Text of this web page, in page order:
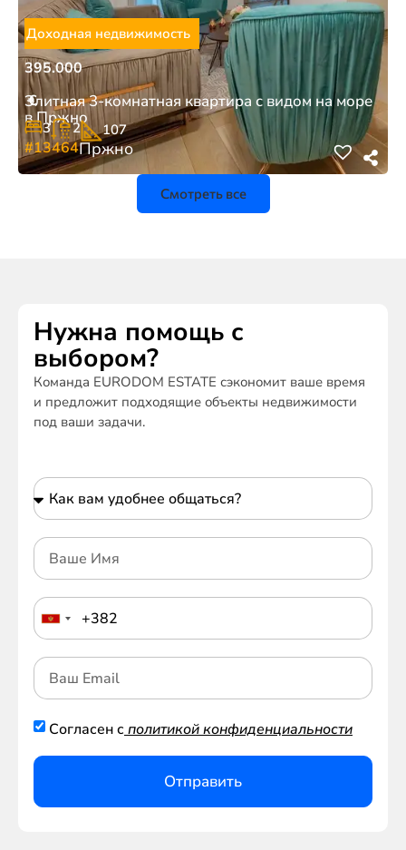
395.000
€
Элитная 3-комнатная квартира с видом на море
в Пржно
3 2 107
#13464Пржно
Доходная недвижимость
Смотреть все
Нужна помощь с
выбором?
Команда EURODOM ESTATE сэкономит ваше время
и предложит подходящие объекты недвижимости
под ваши задачи.
Согласен с политикой конфиденциальности
Отправить